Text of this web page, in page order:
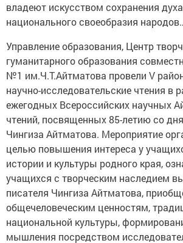
владеют искусством сохранения
национального своеобразия
Управление образования, Центр
гуманитарного образования
№1 им.Ч.Т.Айтматова провели V
научно-исследовательские чтения в
ежегодных Всероссийских научных
чтений, посвященных 85-летию со
Чингиза Айтматова. Мероприятие
целью повышения интереса у
истории и культуры родного края,
учащихся с творческим наследием
писателя Чингиза Айтматова,
общечеловеческим ценностям,
национальной культуры,
мышления посредством